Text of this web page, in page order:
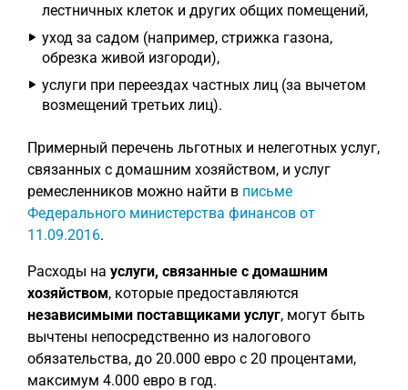
лестничных клеток и других общих помещений,
уход за садом (например, стрижка газона,
обрезка живой изгороди),
услуги при переездах частных лиц (за вычетом
возмещений третьих лиц).
Примерный перечень льготных и нелеготных услуг,
связанных с домашним хозяйством, и услуг
ремесленников можно найти в письме
Федерального министерства финансов от
11.09.2016.
Расходы на услуги, связанные с домашним
хозяйством, которые предоставляются
независимыми поставщиками услуг, могут быть
вычтены непосредственно из налогового
обязательства, до 20.000 евро с 20 процентами,
максимум 4.000 евро в год.